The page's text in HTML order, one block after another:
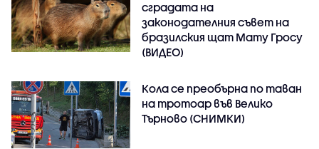
сградата на
законодателния съвет на
бразилския щат Мату Гросу
(ВИДЕО)
Кола се преобърна по таван
на тротоар във Велико
Търново (СНИМКИ)